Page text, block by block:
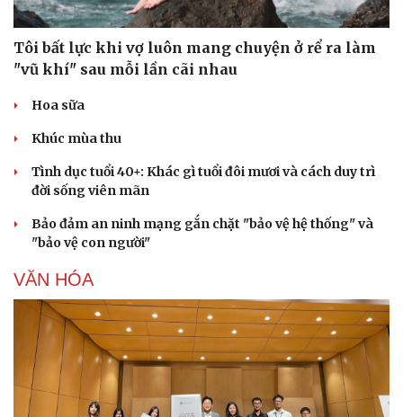
Tôi bất lực khi vợ luôn mang chuyện ở rể ra làm
"vũ khí" sau mỗi lần cãi nhau
Hoa sữa
Khúc mùa thu
Tình dục tuổi 40+: Khác gì tuổi đôi mươi và cách duy trì
đời sống viên mãn
Bảo đảm an ninh mạng gắn chặt "bảo vệ hệ thống" và
"bảo vệ con người"
VĂN HÓA